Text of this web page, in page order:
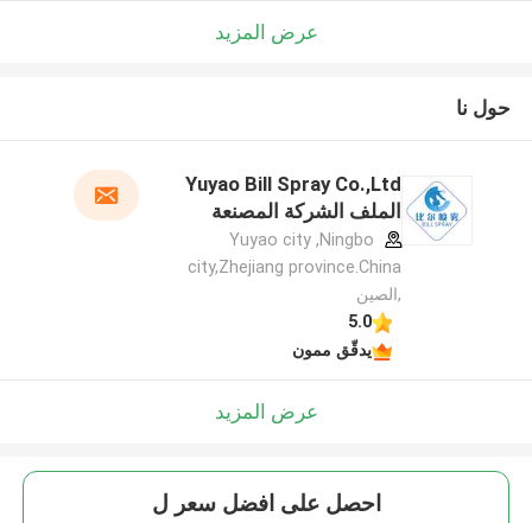
عرض المزيد
حول نا
Yuyao Bill Spray Co.,Ltd
الملف الشركة المصنعة
Yuyao city ,Ningbo
city,Zhejiang province.China
,الصين
5.0
يدقّق ممون
عرض المزيد
احصل على افضل سعر ل